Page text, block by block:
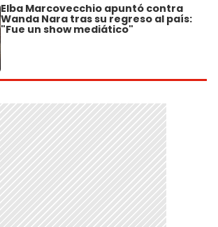
Elba Marcovecchio apuntó contra
Wanda Nara tras su regreso al país:
"Fue un show mediático"